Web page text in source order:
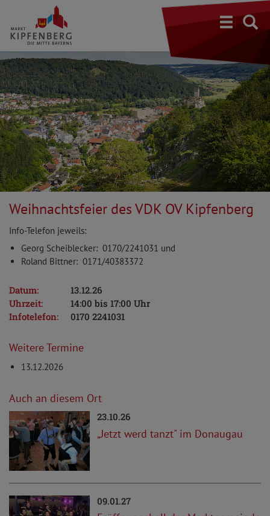
Weihnachtsfeier des VDK OV Kipfenberg
Info-Telefon jeweils:
Georg Scheiblecker: 0170/2241031 und
Roland Bittner: 0171/40383372
Datum:
13.12.26
Uhrzeit:
14:00 bis 17:00 Uhr
Infotelefon:
0170 2241031
Weitere Termine
13.12.2026
Auch an diesem Ort
23.10.26
„Jetzt werd tanzt" im Donaugau
09.01.27